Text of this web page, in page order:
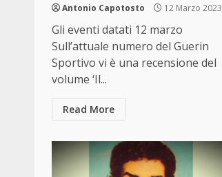
Antonio Capotosto 12 Marzo 2023
Gli eventi datati 12 marzo
Sull’attuale numero del Guerin
Sportivo vi è una recensione del
volume ‘Il...
Read More